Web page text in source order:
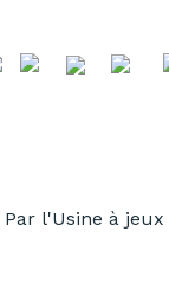
l'Usine à jeux